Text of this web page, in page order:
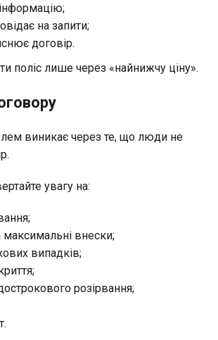
на запити;
договір.
поліс лише через «найнижчу ціну».
виникає через те, що люди не
увагу на:
максимальні внески;
випадків;
розірвання;